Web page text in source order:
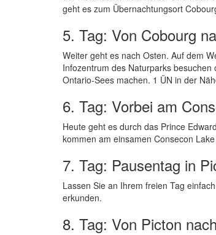
geht es zum Übernachtungsort
5. Tag: Von Cobourg
Weiter geht es nach Osten. Auf dem
Infozentrum des Naturparks
Ontario-Sees machen. 1 ÜN in der
6. Tag: Vorbei am
Heute geht es durch das Prince
kommen am einsamen Consecon
7. Tag: Pausentag in
Lassen Sie an Ihrem freien Tag
erkunden.
8. Tag: Von Picton